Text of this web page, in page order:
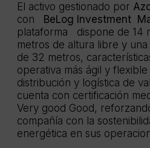
El activo gestionado por
con BeLog Investment
plataforma dispone de 14
metros de altura libre y
de 32 metros,
operativa más ágil y
distribución y logística de
cuenta con certificación
Very good Good,
compañía con la
energética en sus